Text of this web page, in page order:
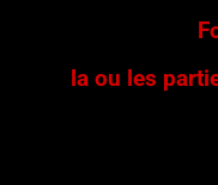
la ou les